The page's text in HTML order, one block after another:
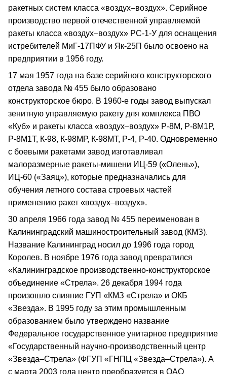
ракетных систем класса «воздух–воздух». Серийное
производство первой отечественной управляемой
ракеты класса «воздух–воздух» РС-1-У для оснащения
истребителей МиГ-17ПФУ и Як-25П было освоено на
предприятии в 1956 году.
17 мая 1957 года на базе серийного конструкторского
отдела завода № 455 было образовано
конструкторское бюро. В 1960-е годы завод выпускал
зенитную управляемую ракету для комплекса ПВО
«Куб» и ракеты класса «воздух–воздух» Р-8М, Р-8М1Р,
Р-8М1Т, К-98, К-98МР, К-98МТ, Р-4, Р-40. Одновременно
с боевыми ракетами завод изготавливал
малоразмерные ракеты-мишени ИЦ-59 («Олень»),
ИЦ-60 («Заяц»), которые предназначались для
обучения летного состава строевых частей
применению ракет «воздух–воздух».
30 апреля 1966 года завод № 455 переименован в
Калининградский машиностроительный завод (КМЗ).
Название Калининград носил до 1996 года город
Королев. В ноябре 1976 года завод превратился
«Калининградское производственно-конструкторское
объединение «Стрела». 26 декабря 1994 года
произошло слияние ГУП «КМЗ «Стрела» и ОКБ
«Звезда». В 1995 году за этим промышленным
образованием было утверждено название
Федеральное государственное унитарное предприятие
«Государственный научно-производственный центр
«Звезда–Стрела» (ФГУП «ГНПЦ «Звезда–Стрела»). А
с марта 2003 года центр преобразуется в ОАО